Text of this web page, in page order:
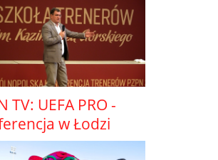
TV: UEFA PRO -
w Łodzi